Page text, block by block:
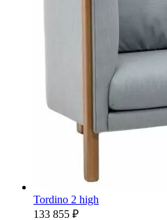
Tordino 2 high
133 855 ₽